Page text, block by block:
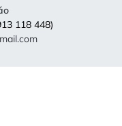
118 448)